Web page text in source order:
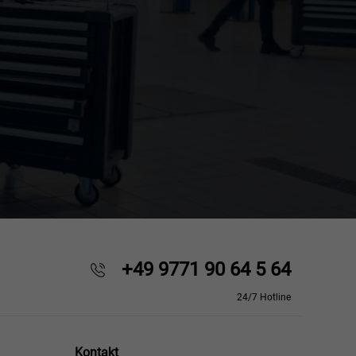
+49 9771 90 64 5 64
24/7 Hotline
Kontakt